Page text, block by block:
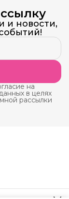
и новости,
на
в целях
рассылки